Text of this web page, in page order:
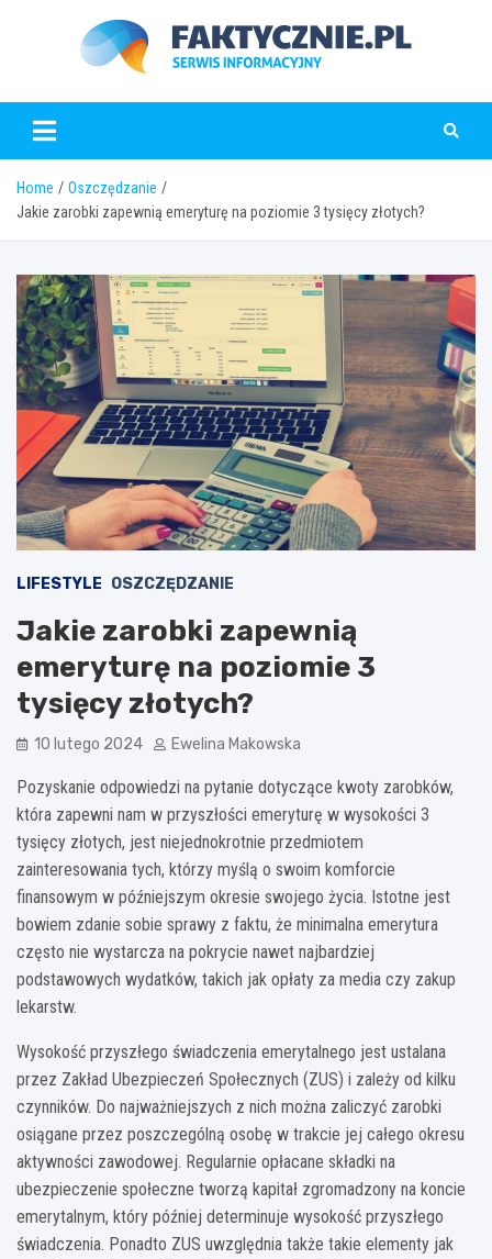
faktycznie.pl
Home
Oszczędzanie
Jakie zarobki zapewnią emeryturę na poziomie 3 tysięcy złotych?
LIFESTYLE OSZCZĘDZANIE
Jakie zarobki zapewnią
emeryturę na poziomie 3
tysięcy złotych?
10 lutego 2024 Ewelina Makowska
Pozyskanie odpowiedzi na pytanie dotyczące kwoty zarobków,
która zapewni nam w przyszłości emeryturę w wysokości 3
tysięcy złotych, jest niejednokrotnie przedmiotem
zainteresowania tych, którzy myślą o swoim komforcie
finansowym w późniejszym okresie swojego życia. Istotne jest
bowiem zdanie sobie sprawy z faktu, że minimalna emerytura
często nie wystarcza na pokrycie nawet najbardziej
podstawowych wydatków, takich jak opłaty za media czy zakup
lekarstw.
Wysokość przyszłego świadczenia emerytalnego jest ustalana
przez Zakład Ubezpieczeń Społecznych (ZUS) i zależy od kilku
czynników. Do najważniejszych z nich można zaliczyć zarobki
osiągane przez poszczególną osobę w trakcie jej całego okresu
aktywności zawodowej. Regularnie opłacane składki na
ubezpieczenie społeczne tworzą kapitał zgromadzony na koncie
emerytalnym, który później determinuje wysokość przyszłego
świadczenia. Ponadto ZUS uwzględnia także takie elementy jak